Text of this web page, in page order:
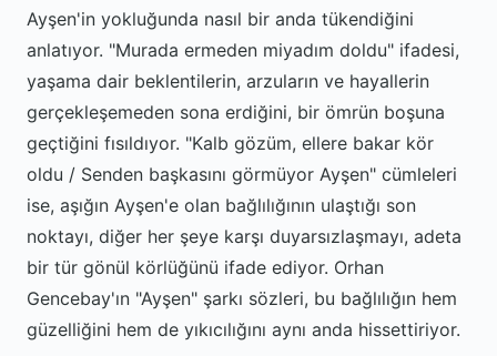
Ayşen'in yokluğunda nasıl bir anda tükendiğini
anlatıyor. "Murada ermeden miyadım doldu" ifadesi,
yaşama dair beklentilerin, arzuların ve hayallerin
gerçekleşemeden sona erdiğini, bir ömrün boşuna
geçtiğini fısıldıyor. "Kalb gözüm, ellere bakar kör
oldu / Senden başkasını görmüyor Ayşen" cümleleri
ise, aşığın Ayşen'e olan bağlılığının ulaştığı son
noktayı, diğer her şeye karşı duyarsızlaşmayı, adeta
bir tür gönül körlüğünü ifade ediyor. Orhan
Gencebay'ın "Ayşen" şarkı sözleri, bu bağlılığın hem
güzelliğini hem de yıkıcılığını aynı anda hissettiriyor.